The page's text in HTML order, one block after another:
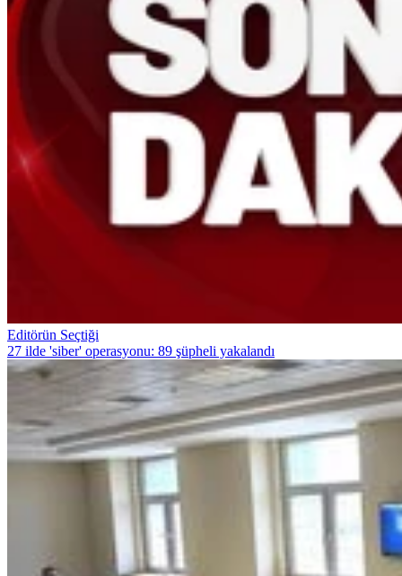
Editörün Seçtiği
27 ilde 'siber' operasyonu: 89 şüpheli yakalandı